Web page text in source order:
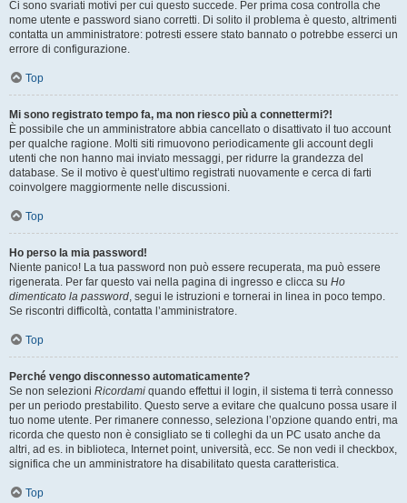
Ci sono svariati motivi per cui questo succede. Per prima cosa controlla che
nome utente e password siano corretti. Di solito il problema è questo, altrimenti
contatta un amministratore: potresti essere stato bannato o potrebbe esserci un
errore di configurazione.
Top
Mi sono registrato tempo fa, ma non riesco più a connettermi?!
È possibile che un amministratore abbia cancellato o disattivato il tuo account
per qualche ragione. Molti siti rimuovono periodicamente gli account degli
utenti che non hanno mai inviato messaggi, per ridurre la grandezza del
database. Se il motivo è quest’ultimo registrati nuovamente e cerca di farti
coinvolgere maggiormente nelle discussioni.
Top
Ho perso la mia password!
Niente panico! La tua password non può essere recuperata, ma può essere
rigenerata. Per far questo vai nella pagina di ingresso e clicca su Ho
dimenticato la password , segui le istruzioni e tornerai in linea in poco tempo.
Se riscontri difficoltà, contatta l’amministratore.
Top
Perché vengo disconnesso automaticamente?
Se non selezioni Ricordami quando effettui il login, il sistema ti terrà connesso
per un periodo prestabilito. Questo serve a evitare che qualcuno possa usare il
tuo nome utente. Per rimanere connesso, seleziona l’opzione quando entri, ma
ricorda che questo non è consigliato se ti colleghi da un PC usato anche da
altri, ad es. in biblioteca, Internet point, università, ecc. Se non vedi il checkbox,
significa che un amministratore ha disabilitato questa caratteristica.
Top